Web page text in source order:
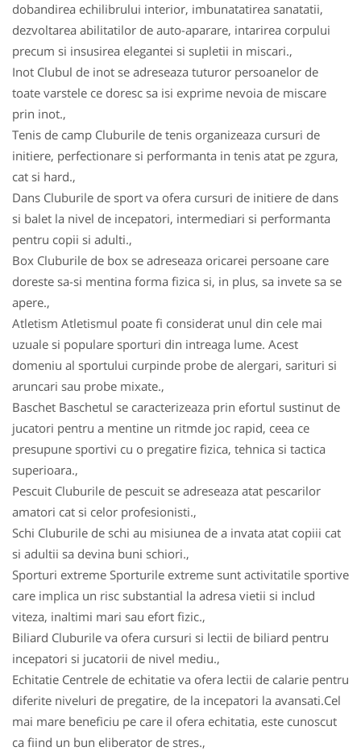
dobandirea echilibrului interior, imbunatatirea sanatatii,
dezvoltarea abilitatilor de auto-aparare, intarirea corpului
precum si insusirea elegantei si supletii in miscari.,
Inot Clubul de inot se adreseaza tuturor persoanelor de
toate varstele ce doresc sa isi exprime nevoia de miscare
prin inot.,
Tenis de camp Cluburile de tenis organizeaza cursuri de
initiere, perfectionare si performanta in tenis atat pe zgura,
cat si hard.,
Dans Cluburile de sport va ofera cursuri de initiere de dans
si balet la nivel de incepatori, intermediari si performanta
pentru copii si adulti.,
Box Cluburile de box se adreseaza oricarei persoane care
doreste sa-si mentina forma fizica si, in plus, sa invete sa se
apere.,
Atletism Atletismul poate fi considerat unul din cele mai
uzuale si populare sporturi din intreaga lume. Acest
domeniu al sportului curpinde probe de alergari, sarituri si
aruncari sau probe mixate.,
Baschet Baschetul se caracterizeaza prin efortul sustinut de
jucatori pentru a mentine un ritmde joc rapid, ceea ce
presupune sportivi cu o pregatire fizica, tehnica si tactica
superioara.,
Pescuit Cluburile de pescuit se adreseaza atat pescarilor
amatori cat si celor profesionisti.,
Schi Cluburile de schi au misiunea de a invata atat copiii cat
si adultii sa devina buni schiori.,
Sporturi extreme Sporturile extreme sunt activitatile sportive
care implica un risc substantial la adresa vietii si includ
viteza, inaltimi mari sau efort fizic.,
Biliard Cluburile va ofera cursuri si lectii de biliard pentru
incepatori si jucatorii de nivel mediu.,
Echitatie Centrele de echitatie va ofera lectii de calarie pentru
diferite niveluri de pregatire, de la incepatori la avansati.Cel
mai mare beneficiu pe care il ofera echitatia, este cunoscut
ca fiind un bun eliberator de stres.,